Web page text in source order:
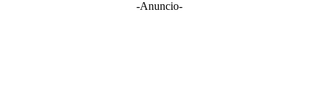
-Anuncio-